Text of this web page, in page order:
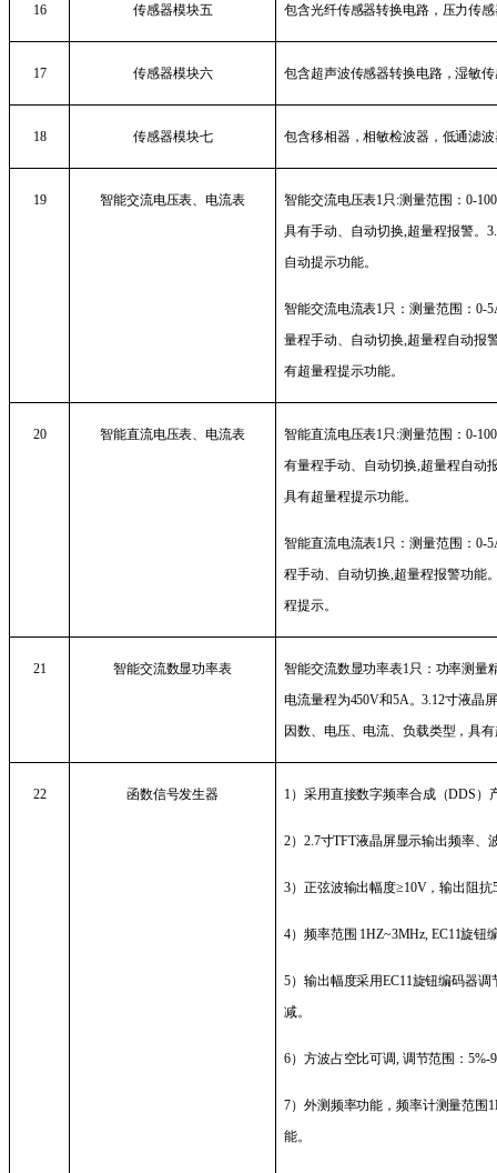
16 传感器模块五 包含光纤传感器转换电路，压力传
17 传感器模块六 包含超声波传感器转换电路，湿敏
18 传感器模块七 包含移相器，相敏检波器，低通滤
19 智能交流电压表、电流表 智能交流电压表1 只 :测量范围：0-
具有手动、自动切换 超量程报警。
自动提示功能。
智能交流电流表1 只 ：测量范围：0-
量程手动、自动切换 超量程自动报
有超量程提示功能。
20 智能直流电压表、电流表 智能直流电压表1 只 :测量范围： 0-
有量程手动、自动切换 超量程自动
具有超量程提示功能。
智能直流电流表1 只： 测量范围： 0-
程手动、自动切换 超量程报警功能
程提示。
21 智能交流数显功率表 智能交流数显功率表1 只：功率测量
电流量程为450V和5A 。3.12寸液晶
因数、电压、电流、负载类型，具
22 函数信号发生器 1 ）采用直接数字频率合成（DDS ）
2） 2.7寸TFT液晶屏显示输出频率、
3）正弦波输出幅度≥10V，输出阻抗
4）频率范围 1HZ~3MHz, EC11旋钮
5）输出幅度采用EC11旋钮编码器调
减。
6）方波占空比可调 调节范围：5%-
7）外测频率功能，频率计测量范围
能。